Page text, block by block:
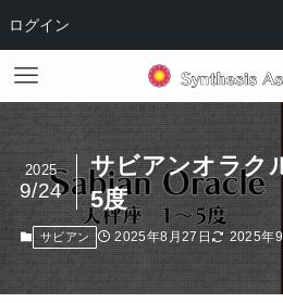
ログイン
サビアンオラク
5度
2025
9/24
サビアン 2025年8月27日 2025年